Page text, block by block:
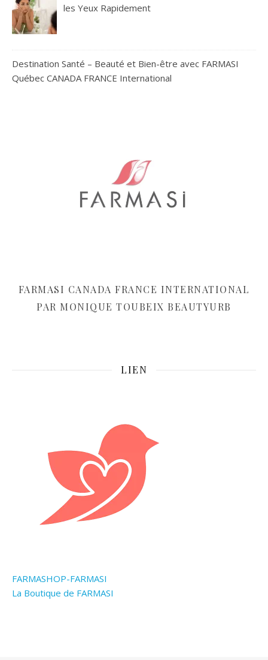
les Yeux Rapidement
Destination Santé – Beauté et Bien-être avec FARMASI
Québec CANADA FRANCE International
FARMASI CANADA FRANCE INTERNATIONAL
PAR MONIQUE TOUBEIX BEAUTYURB
LIEN
FARMASHOP-FARMASI
La Boutique de FARMASI